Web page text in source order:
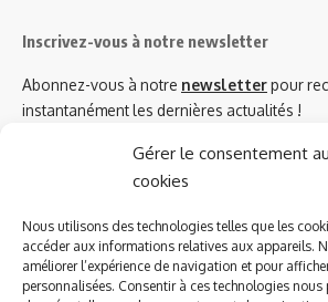
Gérer le consentement
cookies
Nous utilisons des technologies telles que les
accéder aux informations relatives aux appareils.
améliorer l’expérience de navigation et pour
personnalisées. Consentir à ces technologies
Inscrivez-vous à notre newsletter
Abonnez-vous à notre newsletterpour
instantanément les dernières actualités !
Azinat.com TV soutient